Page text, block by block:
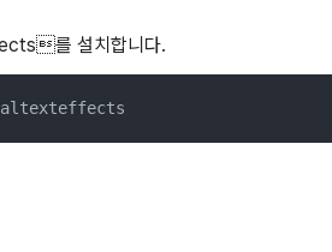
를 설치합니다.